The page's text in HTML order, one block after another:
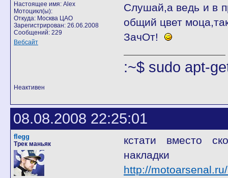
Настоящее имя: Alex
Мотоцикл(ы):
Откуда: Москва ЦАО
Зарегистрирован: 26.06.2008
Сообщений: 229
Вебсайт
Слушай,а ведь и в
общий цвет
ЗачОт!
:~$ sudo apt-
Неактивен
08.08.2008 22:25:01
flegg
Трек маньяк
кстати вместо
накладки
http://